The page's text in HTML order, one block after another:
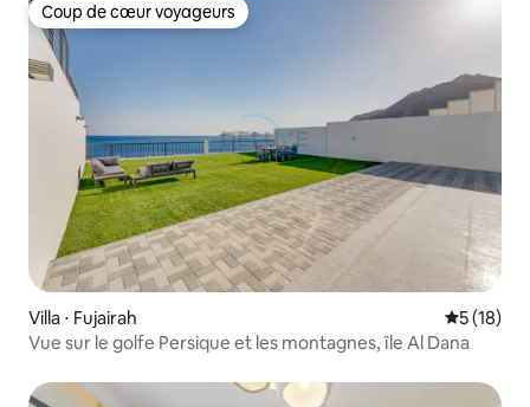
Coup de cœur voyageurs
Coup de cœur voyageurs
Villa ⋅ Fujairah
5 (18)
Vue sur le golfe Persique et les montagnes, île Al Dana